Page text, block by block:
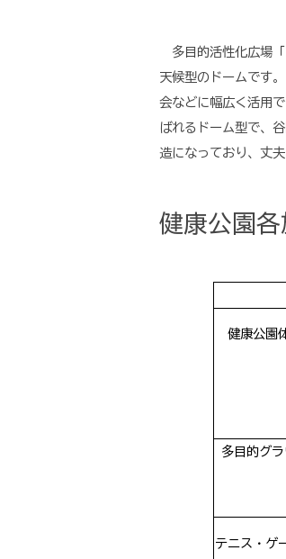
多目的活性化広場「
天候型のドームです
会などに幅広く活用
ばれるドーム型で、
造になっており、丈
健康公園
健康公園
多目的グ
テニス・ゲ